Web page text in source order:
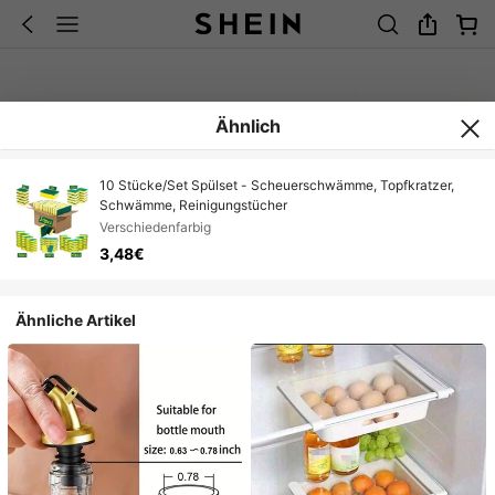
Ähnlich
10 Stücke/Set Spülset - Scheuerschwämme, Topfkratzer,
Schwämme, Reinigungstücher
Verschiedenfarbig
3,48€
Ähnliche Artikel